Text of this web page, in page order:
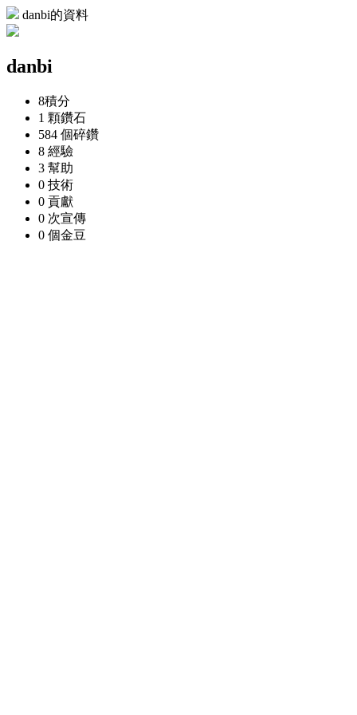
danbi的資料
danbi
8積分
1 顆鑽石
584 個碎鑽
8 經驗
3 幫助
0 技術
0 貢獻
0 次宣傳
0 個金豆